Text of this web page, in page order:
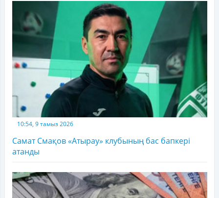
10:54, 9 тамыз 2026
Самат Смақов «Атырау» клубының бас бапкері
атанды